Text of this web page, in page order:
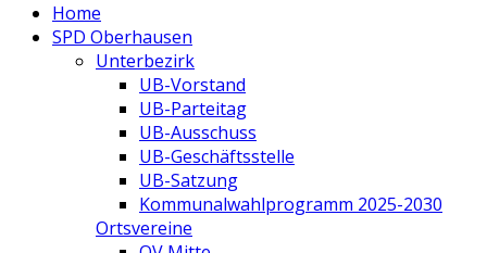
Home
SPD Oberhausen
Unterbezirk
UB-Vorstand
UB-Parteitag
UB-Ausschuss
UB-Geschäftsstelle
UB-Satzung
Kommunalwahlprogramm 2025-2030
Ortsvereine